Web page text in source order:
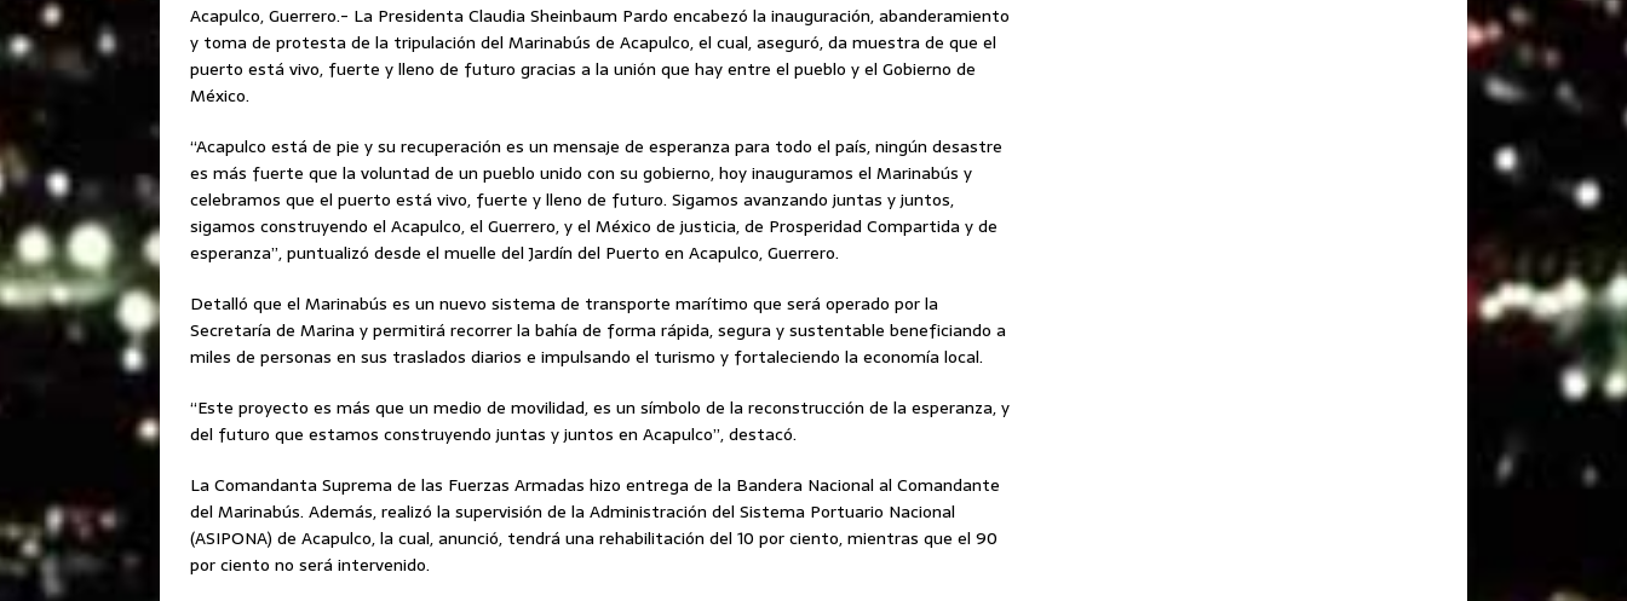
Acapulco, Guerrero.- La Presidenta Claudia Sheinbaum Pardo encabezó la inauguración, abanderamiento
y toma de protesta de la tripulación del Marinabús de Acapulco, el cual, aseguró, da muestra de que el
puerto está vivo, fuerte y lleno de futuro gracias a la unión que hay entre el pueblo y el Gobierno de
México.
“Acapulco está de pie y su recuperación es un mensaje de esperanza para todo el país, ningún desastre
es más fuerte que la voluntad de un pueblo unido con su gobierno, hoy inauguramos el Marinabús y
celebramos que el puerto está vivo, fuerte y lleno de futuro. Sigamos avanzando juntas y juntos,
sigamos construyendo el Acapulco, el Guerrero, y el México de justicia, de Prosperidad Compartida y de
esperanza”, puntualizó desde el muelle del Jardín del Puerto en Acapulco, Guerrero.
Detalló que el Marinabús es un nuevo sistema de transporte marítimo que será operado por la
Secretaría de Marina y permitirá recorrer la bahía de forma rápida, segura y sustentable beneficiando a
miles de personas en sus traslados diarios e impulsando el turismo y fortaleciendo la economía local.
“Este proyecto es más que un medio de movilidad, es un símbolo de la reconstrucción de la esperanza, y
del futuro que estamos construyendo juntas y juntos en Acapulco”, destacó.
La Comandanta Suprema de las Fuerzas Armadas hizo entrega de la Bandera Nacional al Comandante
del Marinabús. Además, realizó la supervisión de la Administración del Sistema Portuario Nacional
(ASIPONA) de Acapulco, la cual, anunció, tendrá una rehabilitación del 10 por ciento, mientras que el 90
por ciento no será intervenido.